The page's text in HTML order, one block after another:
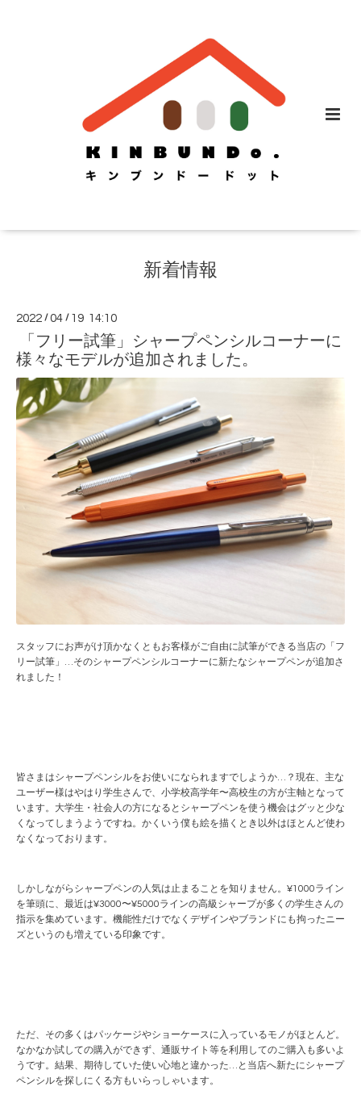
新着情報
2022 /04 / 19 14:10
「フリー試筆」シャープペンシルコーナーに
様々なモデルが追加されました。
スタッフにお声がけ頂かなくともお客様がご自由に試筆ができる当店の「フ
リー試筆」…そのシャープペンシルコーナーに新たなシャープペンが追加さ
れました！
皆さまはシャープペンシルをお使いになられますでしようか…？現在、主な
ユーザー様はやはり学生さんで、小学校高学年〜高校生の方が主軸となって
います。大学生・社会人の方になるとシャープペンを使う機会はグッと少な
くなってしまうようですね。かくいう僕も絵を描くとき以外はほとんど使わ
なくなっております。
しかしながらシャープペンの人気は止まることを知りません。¥1000ライン
を筆頭に、最近は¥3000〜¥5000ラインの高級シャープが多くの学生さんの
指示を集めています。機能性だけでなくデザインやブランドにも拘ったニー
ズというのも増えている印象です。
ただ、その多くはパッケージやショーケースに入っているモノがほとんど。
なかなか試しての購入ができず、通販サイト等を利用してのご購入も多いよ
うです。結果、期待していた使い心地と違かった…と当店へ新たにシャープ
ペンシルを探しにくる方もいらっしゃいます。